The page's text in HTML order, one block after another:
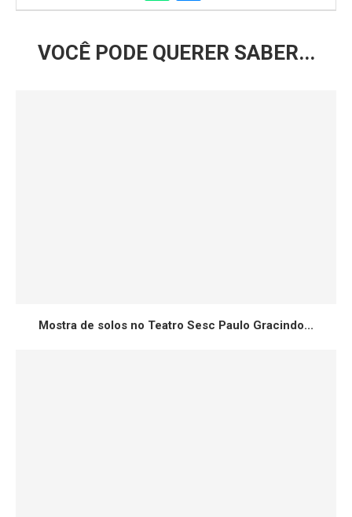
VOCÊ PODE QUERER SABER...
Mostra de solos no Teatro Sesc Paulo Gracindo...